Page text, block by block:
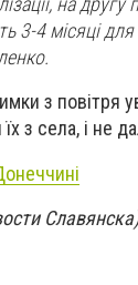
3-4 місяці
з повітря
з села, і не